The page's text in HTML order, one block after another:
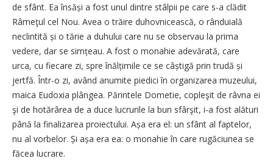
de sfânt. Ea însăși a fost unul dintre stâlpii pe care s-a clădit
Râmeţul cel Nou. Avea o trăire duhovnicească, o rânduială
neclintită și o tărie a duhului care nu se observau la prima
vedere, dar se simțeau. A fost o monahie adevărată, care
urca, cu fiecare zi, spre înălțimile ce se câștigă prin trudă și
jertfă. Într-o zi, având anumite piedici în organizarea muzeului,
maica Eudoxia plângea. Părintele Dometie, copleşit de râvna ei
şi de hotărârea de a duce lucrurile la bun sfârşit, i-a fost alături
până la finalizarea proiectului. Așa era el: un sfânt al faptelor,
nu al vorbelor. Și așa era ea: o monahie în care rugăciunea se
făcea lucrare.